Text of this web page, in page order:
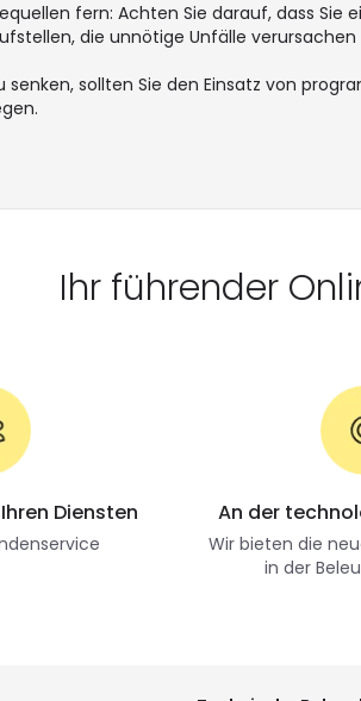
fern: Achten Sie darauf, dass
die unnötige Unfälle verursachen
senken, sollten Sie den Einsatz von
Ihr führender
Diensten An der
Wir bieten die
in der